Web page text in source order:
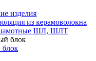
изделия
из керамоволокна
шамотные ШЛ, ШЛТ
блок